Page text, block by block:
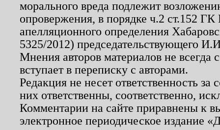
морального вреда подлежит
опровержения, в порядке ч.2 ст.152
апелляционного определения
5325/2012) председательствующего
Мнения авторов материалов не
вступает в переписку с авторами.
Редакция не несет ответственность
них ответственны, соответственно,
Комментарии на сайте приравнены к
электронное периодическое издание